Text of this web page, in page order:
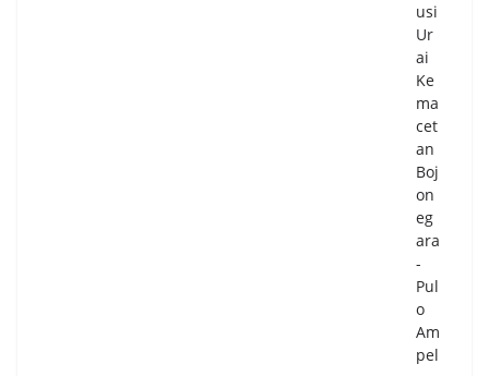
usi
Ur
ai
Ke
ma
cet
an
Boj
on
eg
ara
-
Pul
o
Am
pel